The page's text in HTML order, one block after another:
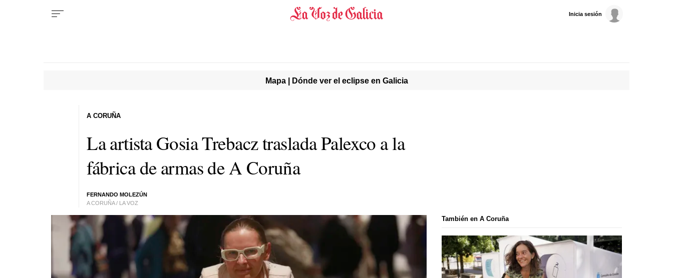
Inicia sesión
Mapa | Dónde ver el eclipse en Galicia
La artista Gosia Trebacz traslada Palexco a la
fábrica de armas de A Coruña
FERNANDO MOLEZÚN
A CORUÑA / LA VOZ
A CORUÑA
También en A Coruña